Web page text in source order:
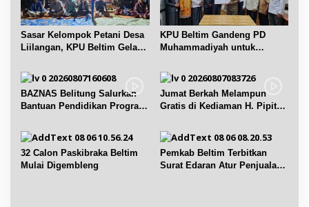
Sasar Kelompok Petani Desa
Liilangan, KPU Beltim Gelar
KPU Beltim Gandeng PD
Muhammadiyah untuk
BAZNAS Belitung Salurkan
Bantuan Pendidikan Program
Jumat Berkah Melampun
Gratis di Kediaman H. Pipit
32 Calon Paskibraka Beltim
Mulai Digembleng
Pemkab Beltim Terbitkan
Surat Edaran Atur Penjualan